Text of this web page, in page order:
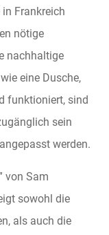
Frankreich
nötige
nachhaltige
eine Dusche,
funktioniert, sind
sein
werden.
von Sam
sowohl die
als auch die